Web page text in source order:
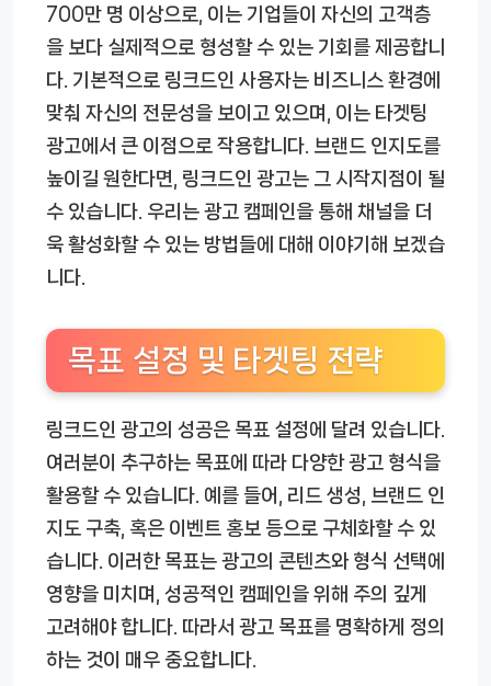
700만 명 이상으로, 이는 기업들이 자신의 고객층
을 보다 실제적으로 형성할 수 있는 기회를 제공합니
다. 기본적으로 링크드인 사용자는 비즈니스 환경에
맞춰 자신의 전문성을 보이고 있으며, 이는 타겟팅
광고에서 큰 이점으로 작용합니다. 브랜드 인지도를
높이길 원한다면, 링크드인 광고는 그 시작지점이 될
수 있습니다. 우리는 광고 캠페인을 통해 채널을 더
욱 활성화할 수 있는 방법들에 대해 이야기해 보겠습
니다.
목표 설정 및 타겟팅 전략
링크드인 광고의 성공은 목표 설정에 달려 있습니다.
여러분이 추구하는 목표에 따라 다양한 광고 형식을
활용할 수 있습니다. 예를 들어, 리드 생성, 브랜드 인
지도 구축, 혹은 이벤트 홍보 등으로 구체화할 수 있
습니다. 이러한 목표는 광고의 콘텐츠와 형식 선택에
영향을 미치며, 성공적인 캠페인을 위해 주의 깊게
고려해야 합니다. 따라서 광고 목표를 명확하게 정의
하는 것이 매우 중요합니다.